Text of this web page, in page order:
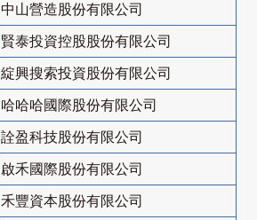
中山營造股份有限公司
賢泰投資控股股份有限公司
綻興搜索投資股份有限公司
哈哈哈國際股份有限公司
詮盈科技股份有限公司
啟禾國際股份有限公司
禾豐資本股份有限公司